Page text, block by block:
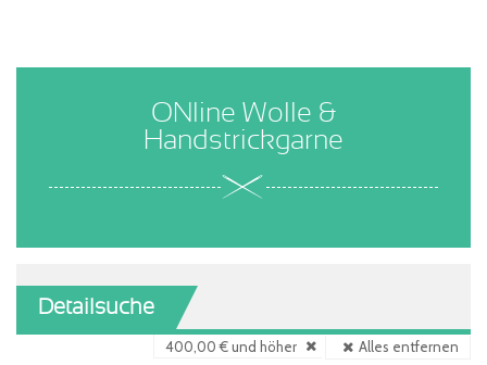
ONline Wolle &
Handstrickgarne
Detailsuche
400,00 € und höher
Alles entfernen